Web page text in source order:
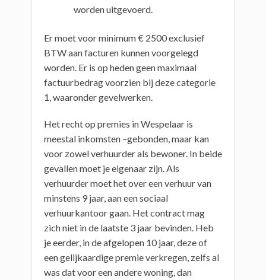
worden uitgevoerd.
Er moet voor minimum € 2500 exclusief
BTW aan facturen kunnen voorgelegd
worden. Er is op heden geen maximaal
factuurbedrag voorzien bij deze categorie
1, waaronder gevelwerken.
Het recht op premies in Wespelaar is
meestal inkomsten –gebonden, maar kan
voor zowel verhuurder als bewoner. In beide
gevallen moet je eigenaar zijn. Als
verhuurder moet het over een verhuur van
minstens 9 jaar, aan een sociaal
verhuurkantoor gaan. Het contract mag
zich niet in de laatste 3 jaar bevinden. Heb
je eerder, in de afgelopen 10 jaar, deze of
een gelijkaardige premie verkregen, zelfs al
was dat voor een andere woning, dan